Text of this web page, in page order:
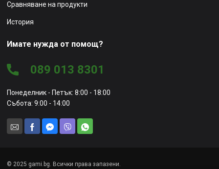
Сравняване на продукти
История
Имате нужда от помощ?
089 013 8301
Понеделник - Петък: 8:00 - 18:00
Събота: 9:00 - 14:00
© 2025 gami.bg. Всички права запазени.